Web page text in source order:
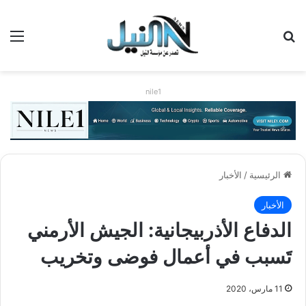
nile1
الرئيسية / الأخبار
الأخبار
الدفاع الأذربيجانية: الجيش الأرمني
تَسبب في أعمال فوضى وتخريب
11 مارس، 2020